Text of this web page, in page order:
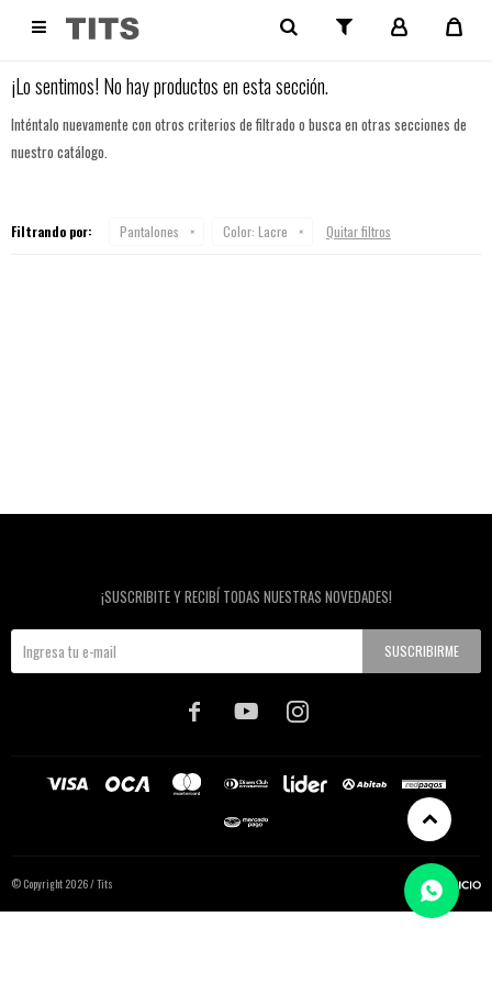
 NO SE HAN RECUPERADO PRODUCTOS
¡Lo sentimos! No hay productos en esta sección.
Inténtalo nuevamente con otros criterios de filtrado o busca en otras secciones de
nuestro catálogo.
Filtrando por: Pantalones Color: Lacre Quitar filtros
¡SUSCRIBITE Y RECIBÍ TODAS NUESTRAS NOVEDADES!
SUSCRIBIRME
  
© Copyright 2026 / Tits